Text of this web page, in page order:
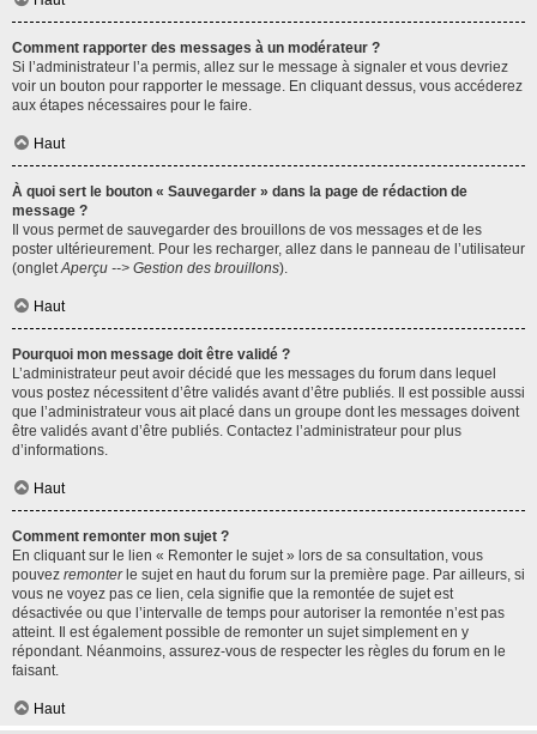
Comment rapporter des messages à un modérateur ?
Si l’administrateur l’a permis, allez sur le message à signaler et vous devriez
voir un bouton pour rapporter le message. En cliquant dessus, vous accéderez
aux étapes nécessaires pour le faire.
Haut
À quoi sert le bouton « Sauvegarder » dans la page de rédaction de
message ?
Il vous permet de sauvegarder des brouillons de vos messages et de les
poster ultérieurement. Pour les recharger, allez dans le panneau de l’utilisateur
(ongletAperçu --> Gestion des brouillons).
Haut
Pourquoi mon message doit être validé ?
L’administrateur peut avoir décidé que les messages du forum dans lequel
vous postez nécessitent d’être validés avant d’être publiés. Il est possible aussi
que l’administrateur vous ait placé dans un groupe dont les messages doivent
être validés avant d’être publiés. Contactez l’administrateur pour plus
d’informations.
Haut
Comment remonter mon sujet ?
En cliquant sur le lien « Remonter le sujet » lors de sa consultation, vous
pouvez remonterle sujet en haut du forum sur la première page. Par ailleurs, si
vous ne voyez pas ce lien, cela signifie que la remontée de sujet est
désactivée ou que l’intervalle de temps pour autoriser la remontée n’est pas
atteint. Il est également possible de remonter un sujet simplement en y
répondant. Néanmoins, assurez-vous de respecter les règles du forum en le
faisant.
Haut